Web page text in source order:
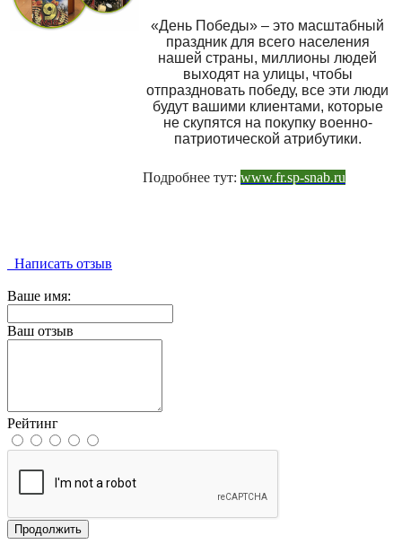
«День Победы» – это масштабный
праздник для всего населения
нашей страны, миллионы людей
выходят на улицы, чтобы
отпраздновать победу, все эти люди
будут вашими клиентами, которые
не скупятся на покупку военно-
патриотической атрибутики.
Подробнее тут: www.fr.sp-snab.ru
Написать отзыв
Ваше имя:
Ваш отзыв
Рейтинг
Продолжить